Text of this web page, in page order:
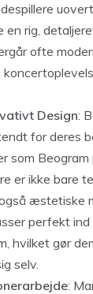
en rig,
ofte
Design:
for deres
som Beogram
er ikke bare
æstetiske
perfekt ind
hvilket gør
selv.
: